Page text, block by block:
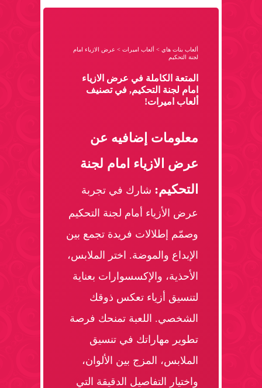
ألعاب بنات هاي > ألعاب اميرات > عرض الازياء امام
لجنة التحكيم
المتعة الكاملة في عرض الازياء
امام لجنة التحكيم, في تصنيف
ألعاب اميرات!
معلومات إضافيه عن
عرض الازياء امام لجنة
التحكيم: شارك في تجربة
عرض الأزياء أمام لجنة التحكيم
وصمّم إطلالات فريدة تجمع بين
الإبداع والموضة. اختر الملابس،
الأحذية، والإكسسوارات بعناية
لتنسيق أزياء تعكس ذوقك
الشخصي. اللعبة تمنحك فرصة
تطوير مهاراتك في تنسيق
الملابس، المزج بين الألوان،
واختيار التفاصيل الدقيقة التي